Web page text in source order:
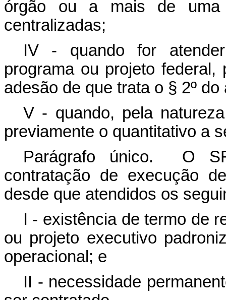
órgão ou a mais de uma
centralizadas;
IV - quando for
programa ou projeto
adesão de que trata o § 2º do
V - quando, pela
previamente o quantitativo a
Parágrafo único. O
contratação de execução
desde que atendidos os
I - existência de termo de
ou projeto executivo
operacional; e
II - necessidade